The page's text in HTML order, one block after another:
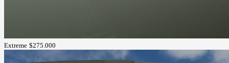
Extreme $275.000